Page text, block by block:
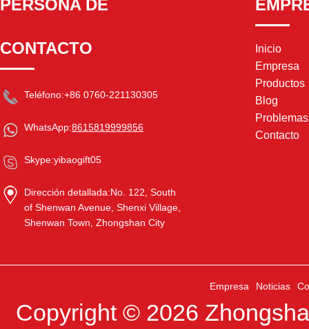
PERSONA DE
CONTACTO
Teléfono:+86 0760-221130305
WhatsApp:8615819999856
Skype:yibaogift05
Dirección detallada:No. 122, South
of Shenwan Avenue, Shenxi Village,
Shenwan Town, Zhongshan City
Inicio
Empresa
Productos
Blog
Contacto
Empresa Noticias
Copyright © 2026